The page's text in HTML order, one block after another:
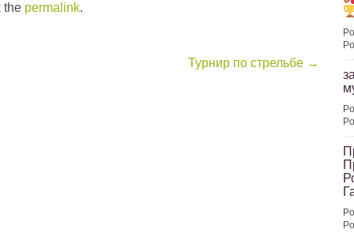
the permalink.
Турнир по стрельбе →